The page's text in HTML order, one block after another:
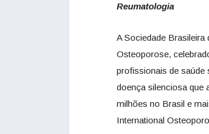
Reumatologia
A Sociedade Brasileira
Osteoporose,
profissionais de saúde
doença silenciosa que
milhões no Brasil e
International